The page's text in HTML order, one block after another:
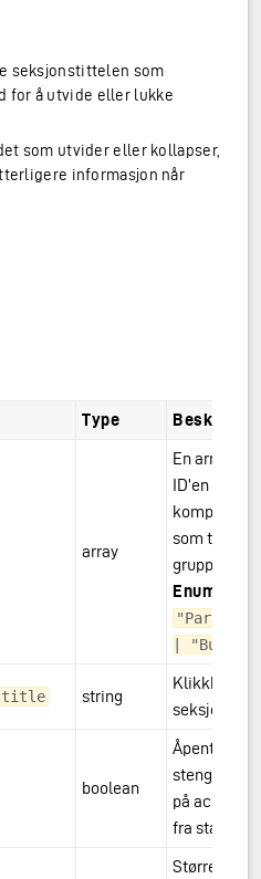
seksjonstittelen som
for å utvide eller lukke
som utvider eller kollapser,
informasjon når
Type
array
En array
ID’en til
som tilhører
gruppen.
Enum:
| "Button"
string
Klikkbar
boolean
Åpent eller
stengt
på
fra start
Størrelse på